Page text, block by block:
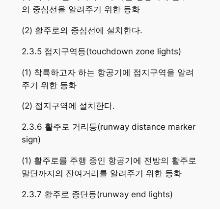
의 중심선을 알려주기 위한 등화
(2) 활주로의 중심선에 설치한다.
2.3.5 접지구역등(touchdown zone lights)
(1) 착륙하고자 하는 항공기에 접지구역을 알려
주기 위한 등화
(2) 접지구역에 설치한다.
2.3.6 활주로 거리등(runway distance marker
sign)
(1) 활주로를 주행 중인 항공기에 전방의 활주로
말단까지의 잔여거리를 알려주기 위한 등화
2.3.7 활주로 종단등(runway end lights)